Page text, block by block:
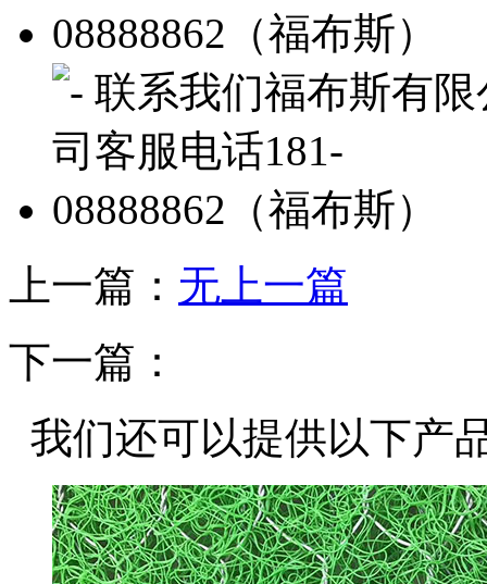
上一篇： 无上一篇
下一篇：
我们还可以提供以下产